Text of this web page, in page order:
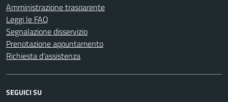
Amministrazione trasparente
Leggi le FAQ
Segnalazione disservizio
Prenotazione appuntamento
Richiesta d'assistenza
SEGUICI SU